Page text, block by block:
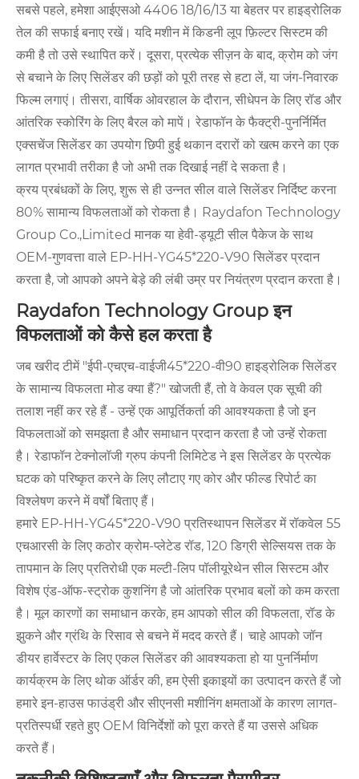
सबसे पहले, हमेशा आईएसओ 4406 18/16/13 या बेहतर पर हाइड्रोलिक
तेल की सफाई बनाए रखें। यदि मशीन में किडनी लूप फ़िल्टर सिस्टम की
कमी है तो उसे स्थापित करें। दूसरा, प्रत्येक सीज़न के बाद, क्रोम को जंग
से बचाने के लिए सिलेंडर की छड़ों को पूरी तरह से हटा लें, या जंग-निवारक
फिल्म लगाएं। तीसरा, वार्षिक ओवरहाल के दौरान, सीधेपन के लिए रॉड और
आंतरिक स्कोरिंग के लिए बैरल को मापें। रेडाफॉन के फैक्ट्री-पुनर्निर्मित
एक्सचेंज सिलेंडर का उपयोग छिपी हुई थकान दरारों को खत्म करने का एक
लागत प्रभावी तरीका है जो अभी तक दिखाई नहीं दे सकता है।
क्रय प्रबंधकों के लिए, शुरू से ही उन्नत सील वाले सिलेंडर निर्दिष्ट करना
80% सामान्य विफलताओं को रोकता है। Raydafon Technology
Group Co.,Limited मानक या हेवी-ड्यूटी सील पैकेज के साथ
OEM-गुणवत्ता वाले EP-HH-YG45*220-V90 सिलेंडर प्रदान
करता है, जो आपको अपने बेड़े की लंबी उम्र पर नियंत्रण प्रदान करता है।
Raydafon Technology Group इन
विफलताओं को कैसे हल करता है
जब खरीद टीमें "ईपी-एचएच-वाईजी45*220-वी90 हाइड्रोलिक सिलेंडर
के सामान्य विफलता मोड क्या हैं?" खोजती हैं, तो वे केवल एक सूची की
तलाश नहीं कर रहे हैं - उन्हें एक आपूर्तिकर्ता की आवश्यकता है जो इन
विफलताओं को समझता है और समाधान प्रदान करता है जो उन्हें रोकता
है। रेडाफॉन टेक्नोलॉजी ग्रुप कंपनी लिमिटेड ने इस सिलेंडर के प्रत्येक
घटक को परिष्कृत करने के लिए लौटाए गए कोर और फील्ड रिपोर्ट का
विश्लेषण करने में वर्षों बिताए हैं।
हमारे EP-HH-YG45*220-V90 प्रतिस्थापन सिलेंडर में रॉकवेल 55
एचआरसी के लिए कठोर क्रोम-प्लेटेड रॉड, 120 डिग्री सेल्सियस तक के
तापमान के लिए प्रतिरोधी एक मल्टी-लिप पॉलीयूरेथेन सील सिस्टम और
विशेष एंड-ऑफ-स्ट्रोक कुशनिंग है जो आंतरिक प्रभाव बलों को कम करता
है। मूल कारणों का समाधान करके, हम आपको सील की विफलता, रॉड के
झुकने और ग्रंथि के रिसाव से बचने में मदद करते हैं। चाहे आपको जॉन
डीयर हार्वेस्टर के लिए एकल सिलेंडर की आवश्यकता हो या पुनर्निर्माण
कार्यक्रम के लिए थोक ऑर्डर की, हम ऐसी इकाइयों का उत्पादन करते हैं जो
हमारे इन-हाउस फाउंड्री और सीएनसी मशीनिंग क्षमताओं के कारण लागत-
प्रतिस्पर्धी रहते हुए OEM विनिर्देशों को पूरा करते हैं या उससे अधिक
करते हैं।